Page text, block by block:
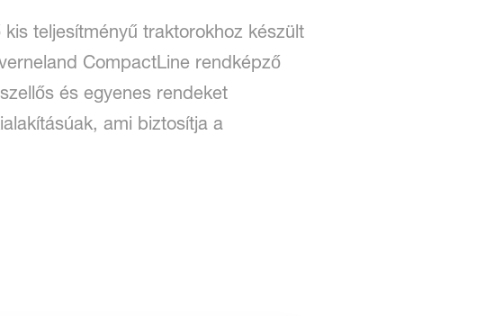
teljesítményű traktorokhoz készült
CompactLine rendképző
és egyenes rendeket
ami biztosítja a